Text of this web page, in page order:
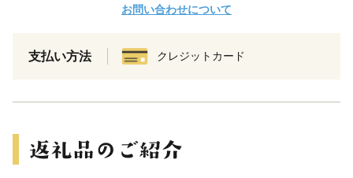
お問い合わせについて
支払い方法 クレジットカード